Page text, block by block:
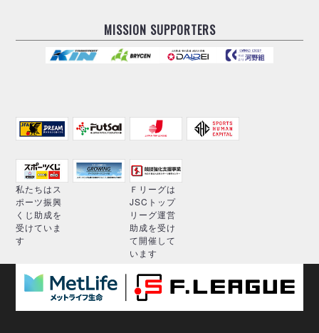
MISSION SUPPORTERS
私たちはス
ポーツ振興
くじ助成を
受けていま
す
Ｆリーグは
JSCトップ
リーグ運営
助成を受け
て開催して
います